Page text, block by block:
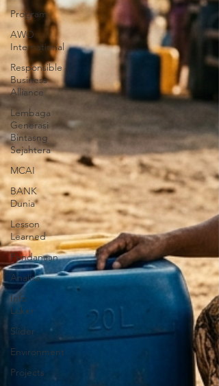
Program
AWO
International
Responsible
Business
Alliance
Lembaga
Generasi
Bintasng
Sejahtera
MCAI
BANK
Dunia
Lesson
Learned
Pendanaan
Analisa
Info
Loker
Slider
Environment
Projects